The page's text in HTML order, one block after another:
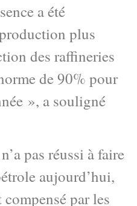
a été
plus
des raffineries
de 90% pour
», a souligné
pas réussi à faire
aujourd’hui,
par les